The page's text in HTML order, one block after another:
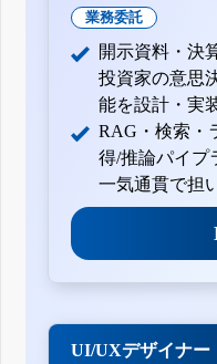
業務委託
開示資料・決
投資家の意思
能を設計・実
RAG・検索・
得/推論パイプ
一気通貫で担
UI/UXデザイナー